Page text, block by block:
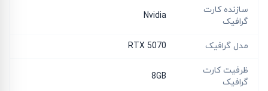
سازنده کارت
گرافیک
Nvidia
مدل گرافیک RTX 5070
ظرفیت کارت
گرافیک
8GB